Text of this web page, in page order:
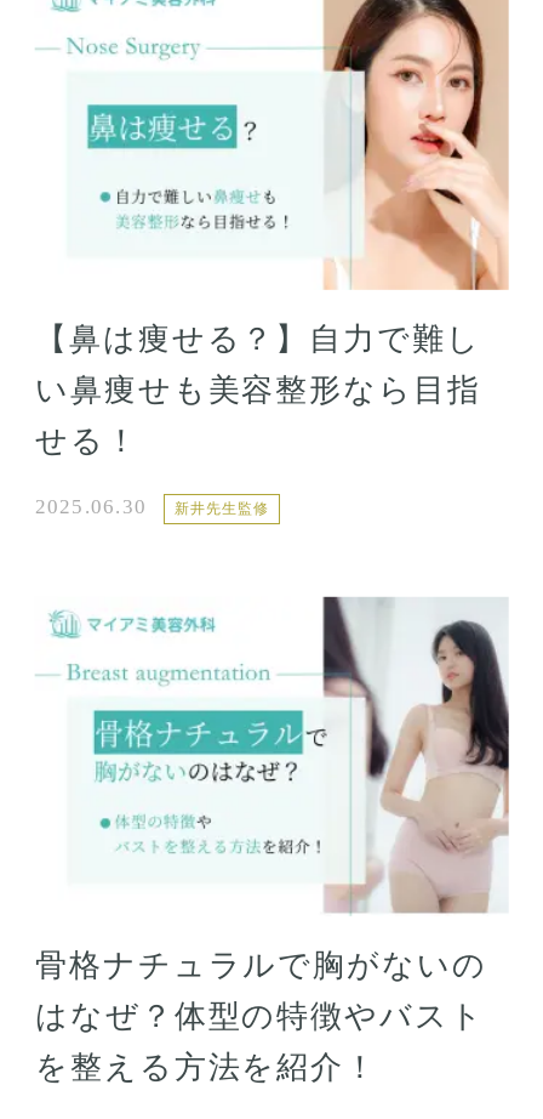
【鼻は痩せる？】自力で難し
い鼻痩せも美容整形なら目指
せる！
2025.06.30 新井先生監修
骨格ナチュラルで胸がないの
はなぜ？体型の特徴やバスト
を整える方法を紹介！